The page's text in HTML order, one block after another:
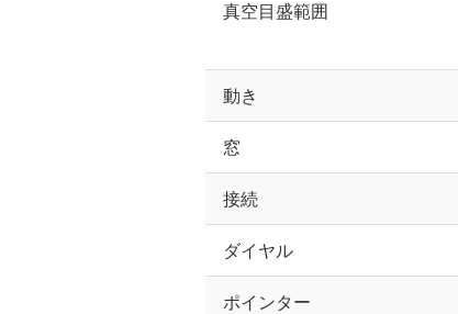
真空目盛範囲
動き
窓
接続
ダイヤル
ポインター